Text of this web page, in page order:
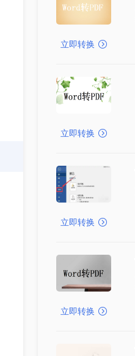
立即转换
立即转换
立即转换
立即转换